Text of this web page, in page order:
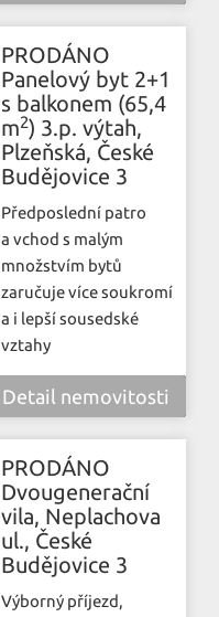
PRODÁNO
Panelový byt 2+1
s balkonem (65,4
m2) 3.p. výtah,
Plzeňská, České
Budějovice 3
Předposlední patro
a vchod s malým
množstvím bytů
zaručuje více soukromí
a i lepší sousedské
vztahy
Detail nemovitosti
PRODÁNO
Dvougenerační
vila, Neplachova
ul., České
Budějovice 3
Výborný příjezd,